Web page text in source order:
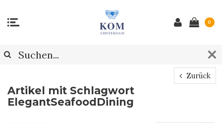
0
Zurück
Artikel mit Schlagwort
ElegantSeafoodDining